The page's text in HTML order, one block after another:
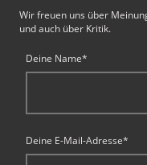
Wir freuen uns über
und auch über Kritik.
Deine Name*
Deine E-Mail-Adresse*